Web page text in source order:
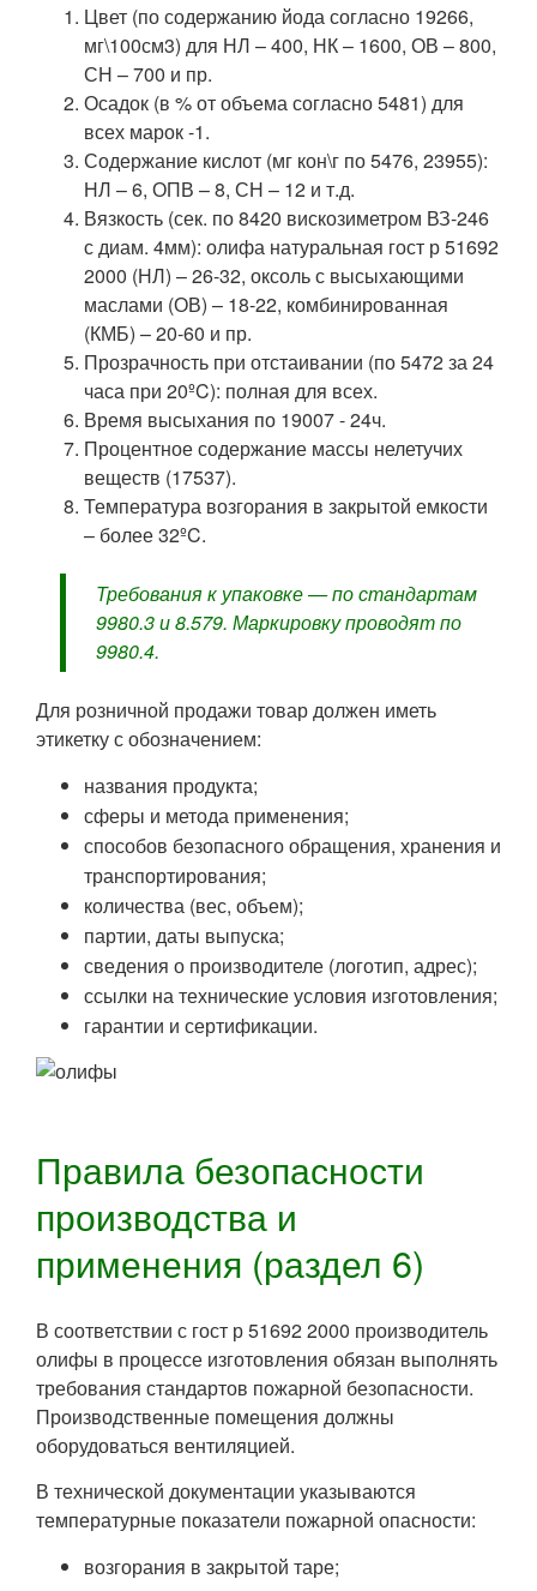
Цвет (по содержанию йода согласно 19266,
мг\100см3) для НЛ – 400, НК – 1600, ОВ – 800,
СН – 700 и пр.
Осадок (в % от объема согласно 5481) для
всех марок -1.
Содержание кислот (мг кон\г по 5476, 23955):
НЛ – 6, ОПВ – 8, СН – 12 и т.д.
Вязкость (сек. по 8420 вискозиметром ВЗ-246
с диам. 4мм): олифа натуральная гост р 51692
2000 (НЛ) – 26-32, оксоль с высыхающими
маслами (ОВ) – 18-22, комбинированная
(КМБ) – 20-60 и пр.
Прозрачность при отстаивании (по 5472 за 24
часа при 20ºC): полная для всех.
Время высыхания по 19007 - 24ч.
Процентное содержание массы нелетучих
веществ (17537).
Температура возгорания в закрытой емкости
– более 32ºC.
Требования к упаковке — по стандартам
9980.3 и 8.579. Маркировку проводят по
9980.4.
Для розничной продажи товар должен иметь
этикетку с обозначением:
названия продукта;
сферы и метода применения;
способов безопасного обращения, хранения и
транспортирования;
количества (вес, объем);
партии, даты выпуска;
сведения о производителе (логотип, адрес);
ссылки на технические условия изготовления;
гарантии и сертификации.
Правила безопасности
производства и
применения (раздел 6)
В соответствии с гост р 51692 2000 производитель
олифы в процессе изготовления обязан выполнять
требования стандартов пожарной безопасности.
Производственные помещения должны
оборудоваться вентиляцией.
В технической документации указываются
температурные показатели пожарной опасности:
возгорания в закрытой таре;